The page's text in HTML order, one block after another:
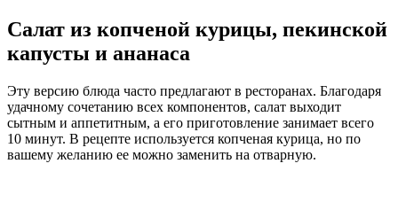
Салат из копченой курицы, пекинской
капусты и ананаса
Эту версию блюда часто предлагают в ресторанах. Благодаря
удачному сочетанию всех компонентов, салат выходит
сытным и аппетитным, а его приготовление занимает всего
10 минут. В рецепте используется копченая курица, но по
вашему желанию ее можно заменить на отварную.